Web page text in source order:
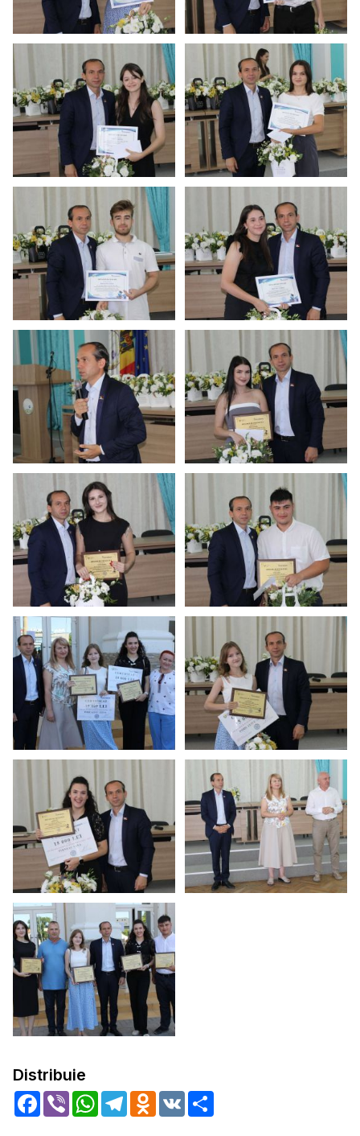
Distribuie
Facebook
Viber WhatsApp
TelegramOdnoklassniki
VK